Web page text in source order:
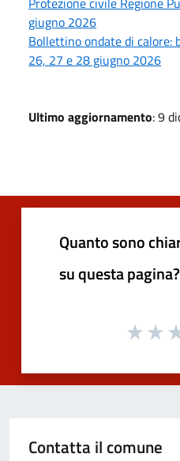
giugno 2026
Bollettino ondate di calore:
26, 27 e 28 giugno 2026
Ultimo aggiornamento: 9
Quanto sono
su questa pagina?
Contatta il comune